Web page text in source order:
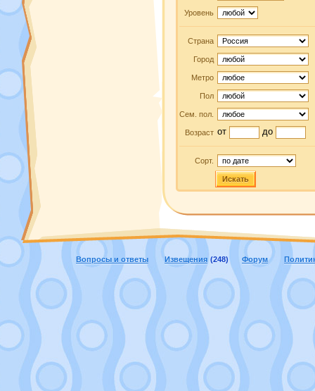
Уровень
Страна
Город
Метро
Пол
Сем. пол.
Возраст от до
Сорт.
Искать
Вопросы и ответы Извещения (248) Форум